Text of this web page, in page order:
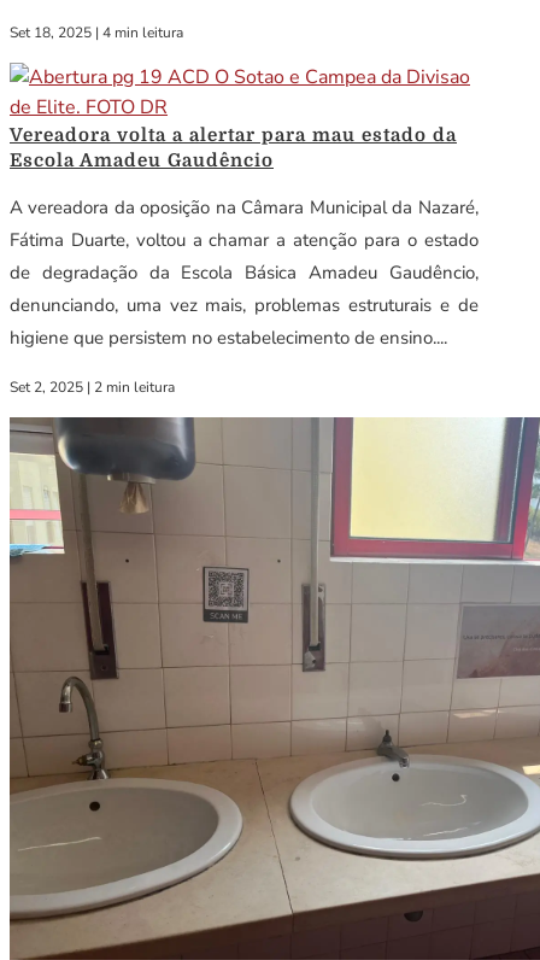
Set 18, 2025 | 4 min leitura
Vereadora volta a alertar para mau estado da
Escola Amadeu Gaudêncio
A vereadora da oposição na Câmara Municipal da Nazaré,
Fátima Duarte, voltou a chamar a atenção para o estado
de degradação da Escola Básica Amadeu Gaudêncio,
denunciando, uma vez mais, problemas estruturais e de
higiene que persistem no estabelecimento de ensino....
Set 2, 2025 | 2 min leitura